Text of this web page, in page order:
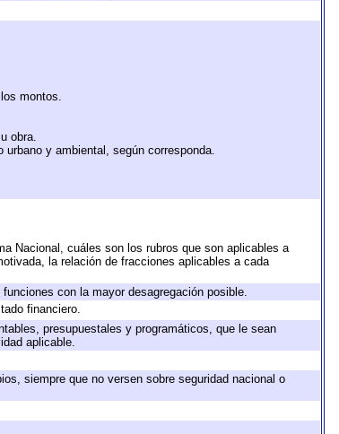
montos.
obra.
y ambiental, según corresponda.
Nacional, cuáles son los rubros que son aplicables a
la relación de fracciones aplicables a cada
con la mayor desagregación posible.
financiero.
presupuestales y programáticos, que le sean
aplicable.
siempre que no versen sobre seguridad nacional o